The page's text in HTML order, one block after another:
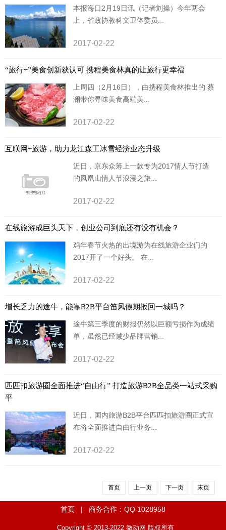
本报海口2月19日讯（记者刘操）今年两会
上，省政协教科文卫体委员...
2017-02-22
“旅行+”美食创新获认可 携程美食林真的让旅行更幸福
上周四（2月16日），由携程美食林推出的 蔡
澜带你寻味美食高端美...
2017-02-22
互联网+旅游，助力龙江森工冰雪经济业态升级
近日，京东众筹上一款专为2017情人节打造
的凤凰山情人节浪漫之旅...
2017-02-22
在线旅游成巨头天下，创业公司到底还有没有机会？
鸡年春节火热的出境游为在线旅游企业们的
2017开了一个好头。 在...
2017-02-22
增长乏力的途牛，能靠B2B平台笛风假期扳回一城吗？
途牛第三季度的财报仍然以巨额亏损作为成绩
单，虽然已经减少品牌营销...
2017-02-22
匹匹扣旅游圈全面推进“自由行” 打造旅游B2B全品类一站式采购
平
近日，国内旅游B2B平台匹匹扣旅游圈正式宣
布将全面推进自由行业务...
2017-02-22
首页 上一页 下一页 末页
首页 | 商务合作：QQ 1028958
Copyright © 2013-2022 微动网 版权所有